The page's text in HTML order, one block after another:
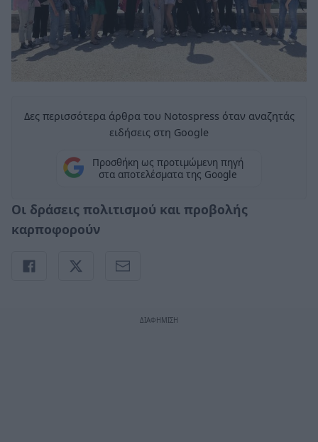
Δες περισσότερα άρθρα του Notospress όταν αναζητάς
ειδήσεις στη Google
Προσθήκη ως προτιμώμενη πηγή
στα αποτελέσματα της Google
Οι δράσεις πολιτισμού και προβολής
καρποφορούν